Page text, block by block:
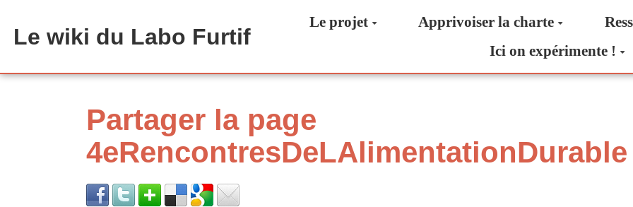
Le wiki du Labo Furtif
Le projet Apprivoiser la charte
Ici on expérimente !
Partager la page
4eRencontresDeLAlimentationDurable